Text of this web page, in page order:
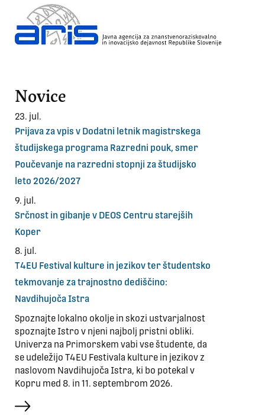
Novice
23. jul.
Prijava za vpis v Dodatni letnik magistrskega
študijskega programa Razredni pouk, smer
Poučevanje na razredni stopnji za študijsko
leto 2026/2027
9. jul.
Srčnost in gibanje v DEOS Centru starejših
Koper
8. jul.
T4EU Festival kulture in jezikov ter študentsko
tekmovanje za trajnostno dediščino:
Navdihujoča Istra
Spoznajte lokalno okolje in skozi ustvarjalnost
spoznajte Istro v njeni najbolj pristni obliki.
Univerza na Primorskem vabi vse študente, da
se udeležijo T4EU Festivala kulture in jezikov z
naslovom Navdihujoča Istra, ki bo potekal v
Kopru med 8. in 11. septembrom 2026.
več